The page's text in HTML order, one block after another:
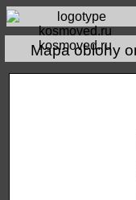
kosmoved.ru
Mapa oblohy